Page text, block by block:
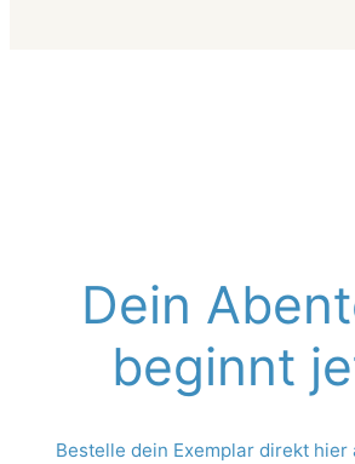
Dein
beginnt
Bestelle dein Exemplar direkt hier